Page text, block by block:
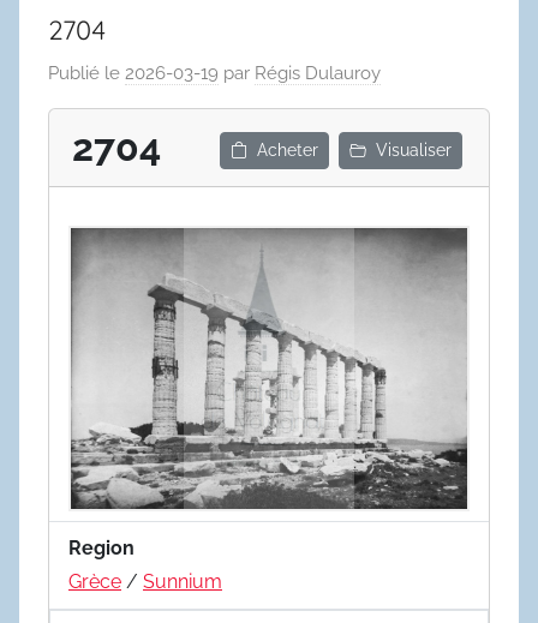
2704
Publié le 2026-03-19 par Régis Dulauroy
2704 Acheter Visualiser
Region
Grèce / Sunnium